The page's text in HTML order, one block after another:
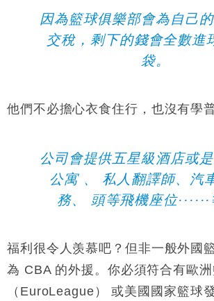
因為籃球俱樂部會為自己
交稅，剩下的錢會全數進
袋。
他們不必擔心衣食住行，也沒有學
公司會提供五星級酒店或
公寓、 私人翻譯師、
汽
務、
頭等飛機座位······
福利很令人羡慕吧？但非一般外國
為 CBA 的外援。你必須符合有歐
（EuroLeague） 或美國國家籃球